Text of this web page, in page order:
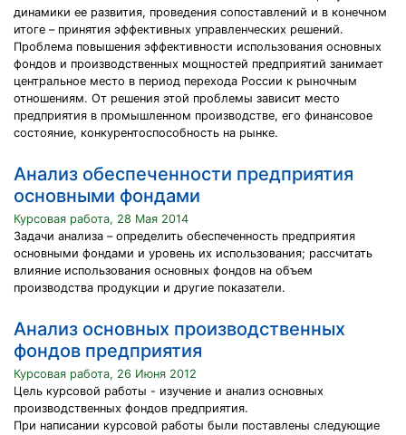
динамики ее развития, проведения сопоставлений и в конечном
итоге – принятия эффективных управленческих решений.
Проблема повышения эффективности использования основных
фондов и производственных мощностей предприятий занимает
центральное место в период перехода России к рыночным
отношениям. От решения этой проблемы зависит место
предприятия в промышленном производстве, его финансовое
состояние, конкурентоспособность на рынке.
Анализ обеспеченности предприятия
основными фондами
Курсовая работа, 28 Мая 2014
Задачи анализа – определить обеспеченность предприятия
основными фондами и уровень их использования; рассчитать
влияние использования основных фондов на объем
производства продукции и другие показатели.
Анализ основных производственных
фондов предприятия
Курсовая работа, 26 Июня 2012
Цель курсовой работы - изучение и анализ основных
производственных фондов предприятия.
При написании курсовой работы были поставлены следующие